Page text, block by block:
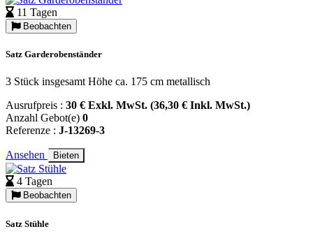
11 Tagen
Beobachten
Satz Garderobenständer
3 Stück insgesamt Höhe ca. 175 cm metallisch
Ausrufpreis : 30 € Exkl. MwSt. (36,30 € Inkl. MwSt.)
Anzahl Gebot(e) 0
Referenze : J-13269-3
Ansehen Bieten
4 Tagen
Beobachten
Satz Stühle